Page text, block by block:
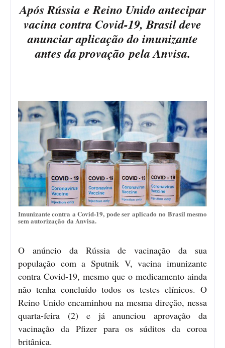
Após Rússia e Reino Unido antecipar
vacina contra Covid-19, Brasil deve
anunciar aplicação do imunizante
antes da provação pela Anvisa.
Imunizante contra a Covid-19, pode ser aplicado no Brasil mesmo
sem autorização da Anvisa.
O anúncio da Rússia de vacinação da sua
população com a Sputnik V, vacina imunizante
contra Covid-19, mesmo que o medicamento ainda
não tenha concluído todos os testes clínicos. O
Reino Unido encaminhou na mesma direção, nessa
quarta-feira (2) e já anunciou aprovação da
vacinação da Pfizer para os súditos da coroa
britânica.